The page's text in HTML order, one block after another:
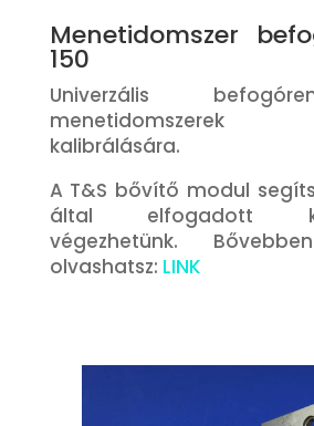
Menetidomszer
150
Univerzális
menetidomszerek
kalibrálására.
A T&S bővítő modul
által elfogadott
végezhetünk.
olvashatsz: LINK